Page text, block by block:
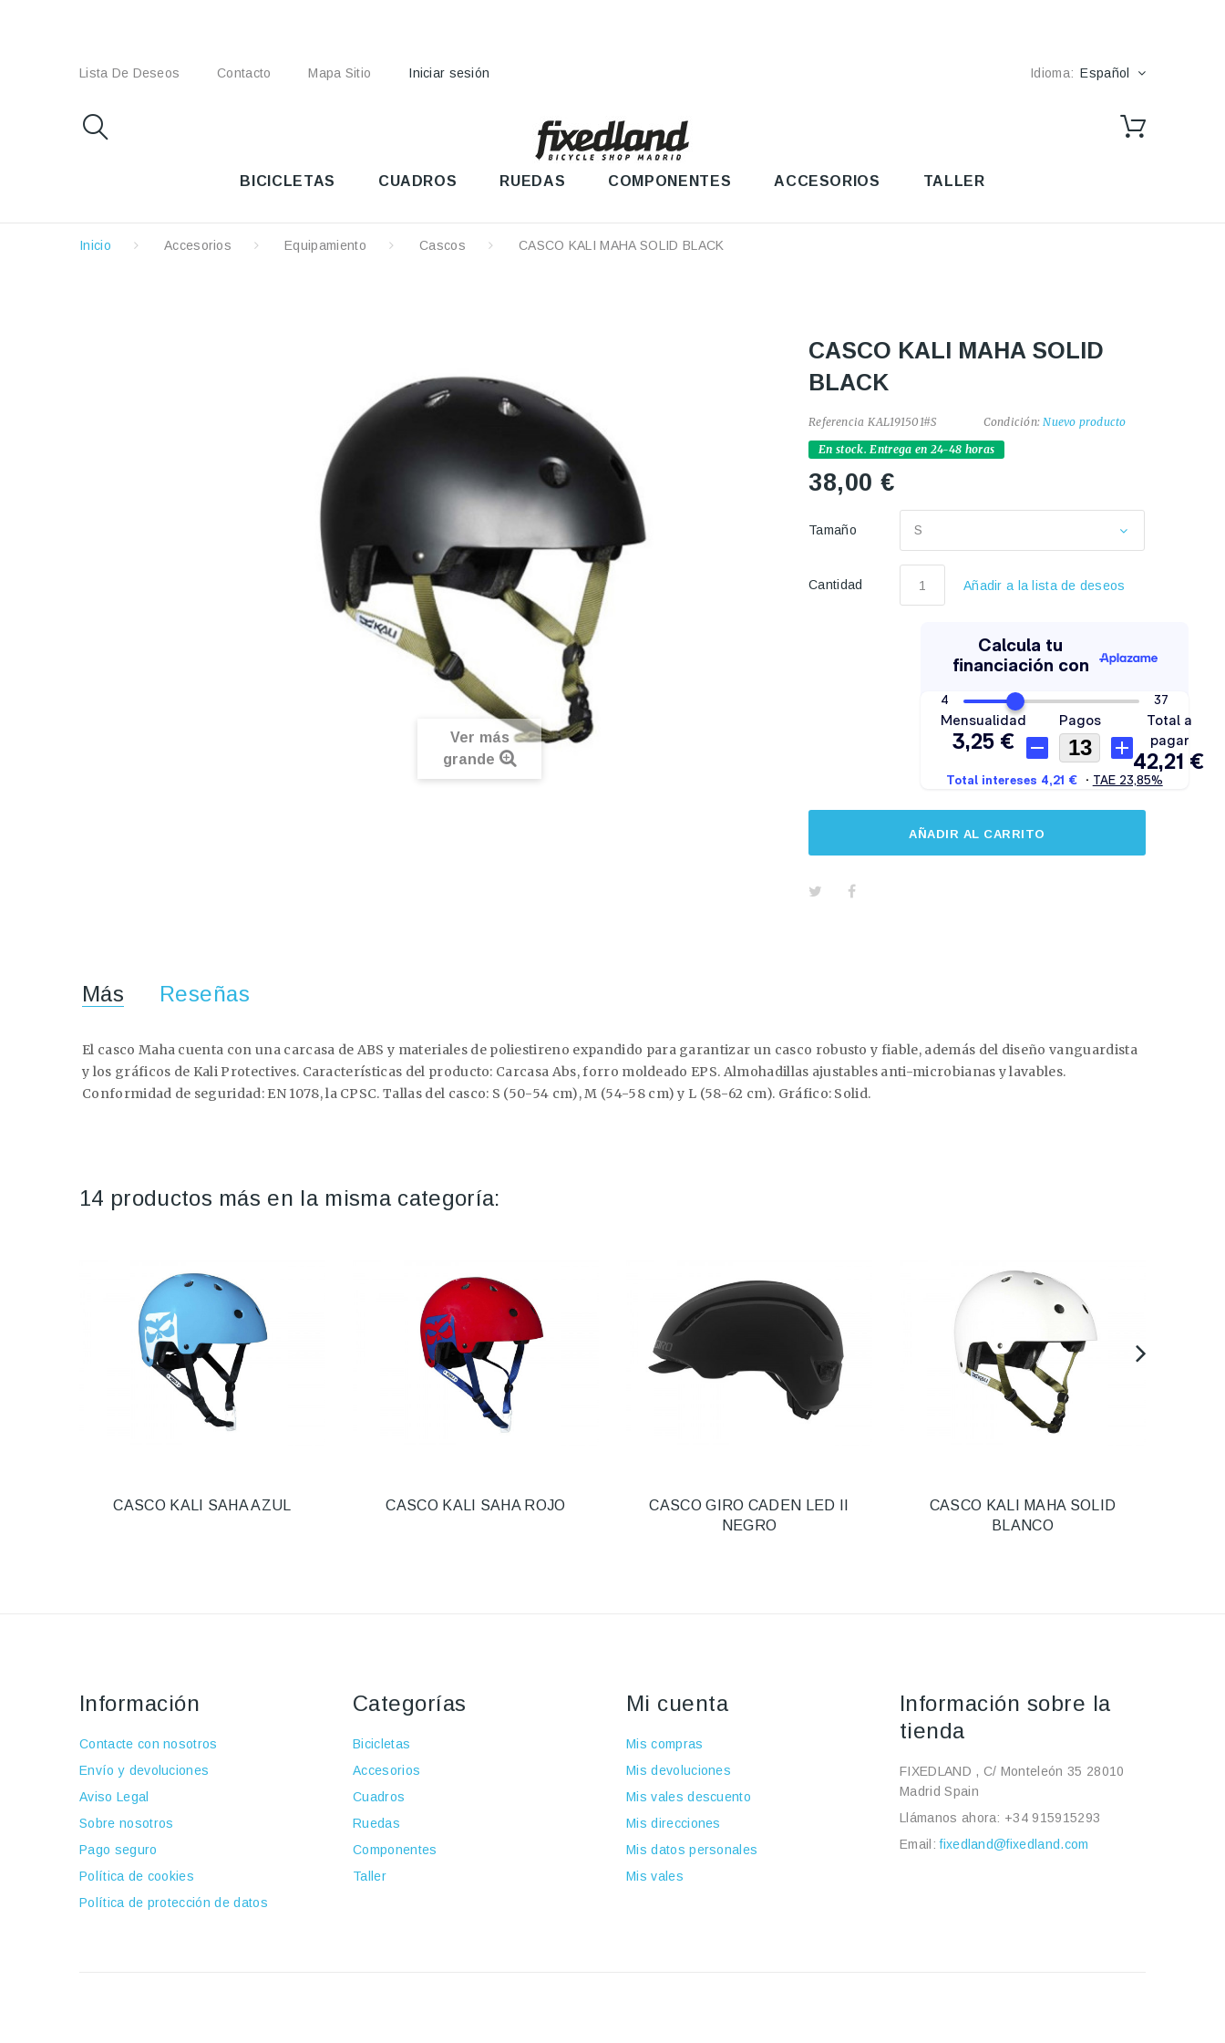
Lista De Deseos Contacto Mapa Sitio Iniciar sesión Idioma: Español
BICICLETAS CUADROS RUEDAS COMPONENTES ACCESORIOS TALLER
Inicio Accesorios Equipamiento Cascos CASCO KALI MAHA SOLID BLACK
Ver más
grande
CASCO KALI MAHA SOLID
BLACK
Referencia KAL191501#S Condición: Nuevo producto
En stock. Entrega en 24-48 horas
38,00 €
Tamaño S
Cantidad Añadir a la lista de deseos
AÑADIR AL CARRITO
Más Reseñas
El casco Maha cuenta con una carcasa de ABS y materiales de poliestireno expandido para garantizar un casco robusto y fiable, además del diseño vanguardista
y los gráficos de Kali Protectives. Características del producto: Carcasa Abs, forro moldeado EPS. Almohadillas ajustables anti-microbianas y lavables.
Conformidad de seguridad: EN 1078, la CPSC. Tallas del casco: S (50-54 cm), M (54-58 cm) y L (58-62 cm). Gráfico: Solid.
14 productos más en la misma categoría:
CASCO KALI SAHA AZUL CASCO KALI SAHA ROJO
CASCO GIRO CADEN LED II
NEGRO
CASCO KALI MAHA SOLID
BLANCO
Información
Contacte con nosotros
Envío y devoluciones
Aviso Legal
Sobre nosotros
Pago seguro
Política de cookies
Política de protección de datos
Categorías
Bicicletas
Accesorios
Cuadros
Ruedas
Componentes
Taller
Mi cuenta
Mis compras
Mis devoluciones
Mis vales descuento
Mis direcciones
Mis datos personales
Mis vales
Información sobre la
tienda
FIXEDLAND , C/ Monteleón 35 28010
Madrid Spain
Llámanos ahora: +34 915915293
Email:fixedland@fixedland.com